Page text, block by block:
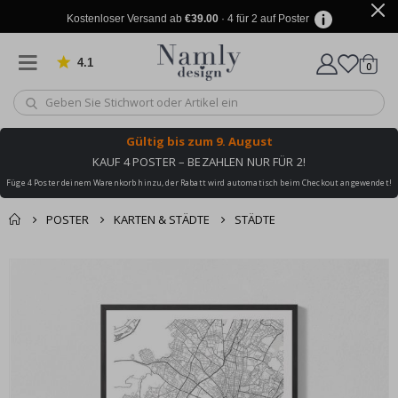
Kostenloser Versand ab €39.00· 4 für 2 auf Poster
4.1 von 1019 Bewertungen
Wagen
0
Gültig bis zum 9. August
KAUF 4 POSTER – BEZAHLEN NUR FÜR 2!
Füge 4 Poster deinem Warenkorb hinzu, der Rabatt wird automatisch beim Checkout angewendet!
POSTER KARTEN & STÄDTE STÄDTE